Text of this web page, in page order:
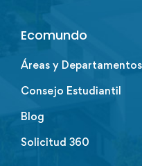
Ecomundo
Áreas y Departamentos
Consejo Estudiantil
Blog
Solicitud 360